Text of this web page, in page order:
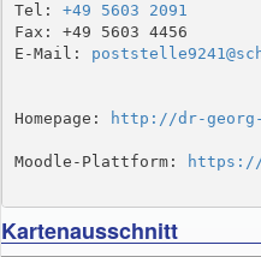
Tel: +49 5603 2091
Fax: +49 5603 4456
E-Mail:
Homepage: http://dr-georg-
Moodle-Plattform: https://
Kartenausschnitt